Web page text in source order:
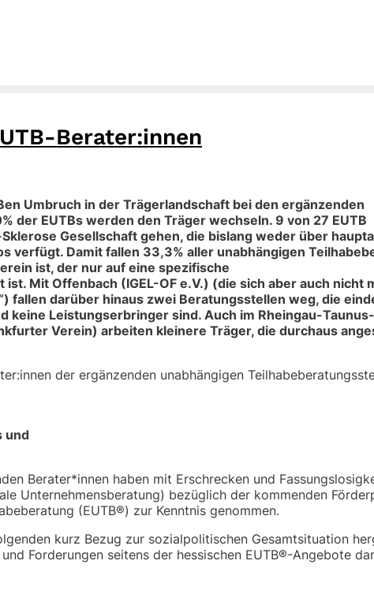
Berater:innen
Umbruch in der Trägerlandschaft bei den ergänzenden
der EUTBs werden den Träger wechseln. 9 von 27 EUTB
Gesellschaft gehen, die bislang weder über
verfügt. Damit fallen 33,3% aller unabhängigen
ist, der nur auf eine spezifische
Mit Offenbach (IGEL-OF e.V.) (die sich aber auch nicht
fallen darüber hinaus zwei Beratungsstellen weg, die
keine Leistungserbringer sind. Auch im Rheingau-
Verein) arbeiten kleinere Träger, die durchaus
der ergänzenden unabhängigen
und
Berater*innen haben mit Erschrecken und
Unternehmensberatung) bezüglich der kommenden
(EUTB®) zur Kenntnis genommen.
kurz Bezug zur sozialpolitischen Gesamtsituation
Forderungen seitens der hessischen EUTB®-Angebote